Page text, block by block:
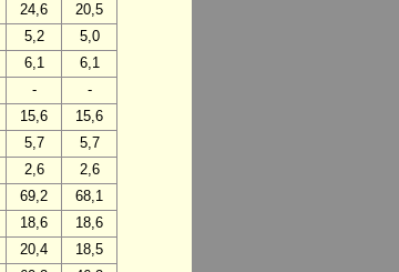
24,6
20,5
5,2
5,0
6,1
6,1
-
-
15,6
15,6
5,7
5,7
2,6
2,6
69,2
68,1
18,6
18,6
20,4
18,5